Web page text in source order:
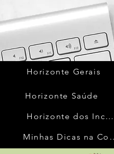
Horizonte Gerais
Horizonte Saúde
Horizonte dos Inconfidentes
Minhas